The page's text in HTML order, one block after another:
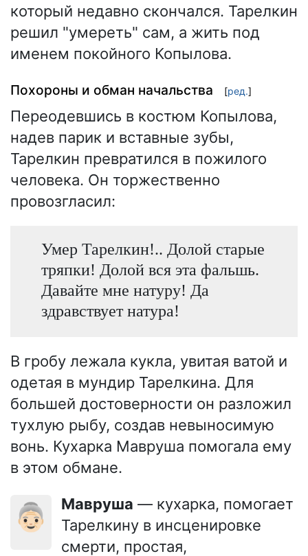
который недавно скончался. Тарелкин
решил "умереть" сам, а жить под
именем покойного Копылова.
Похороны и обман начальства [ред.]
Переодевшись в костюм Копылова,
надев парик и вставные зубы,
Тарелкин превратился в пожилого
человека. Он торжественно
провозгласил:
Умер Тарелкин!.. Долой старые
тряпки! Долой вся эта фальшь.
Давайте мне натуру! Да
здравствует натура!
В гробу лежала кукла, увитая ватой и
одетая в мундир Тарелкина. Для
большей достоверности он разложил
тухлую рыбу, создав невыносимую
вонь. Кухарка Мавруша помогала ему
в этом обмане.
👵🏻 Мавруша — кухарка, помогает
Тарелкину в инсценировке
смерти, простая,